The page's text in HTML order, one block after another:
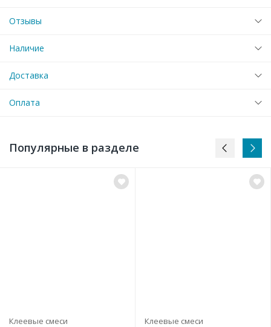
Отзывы
Наличие
Доставка
Оплата
Популярные в разделе
Клеевые смеси
Клеевые смеси